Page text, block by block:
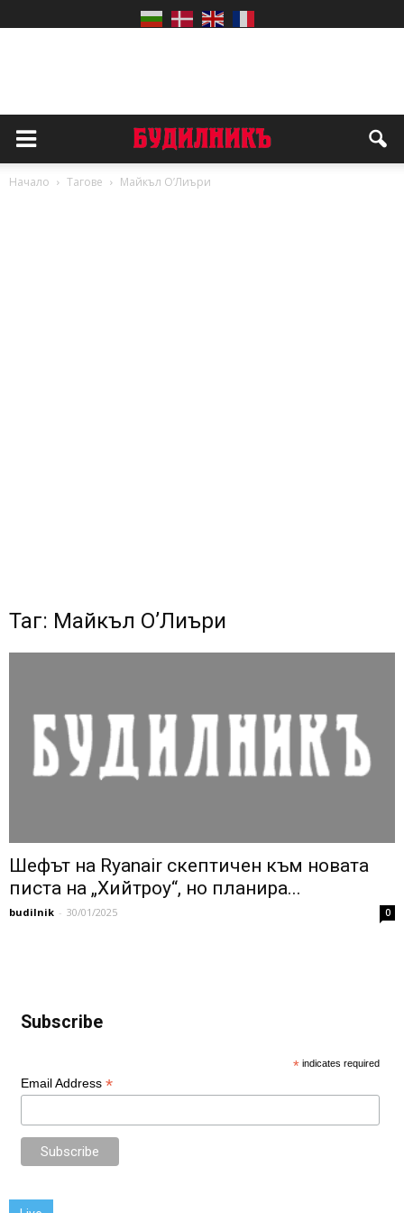
Начало Тагове Майкъл О’Лиъри
Таг: Майкъл О’Лиъри
Шефът на Ryanair скептичен към новата
писта на „Хийтроу“, но планира...
budilnik - 30/01/2025 0
Subscribe
* indicates required
Email Address *